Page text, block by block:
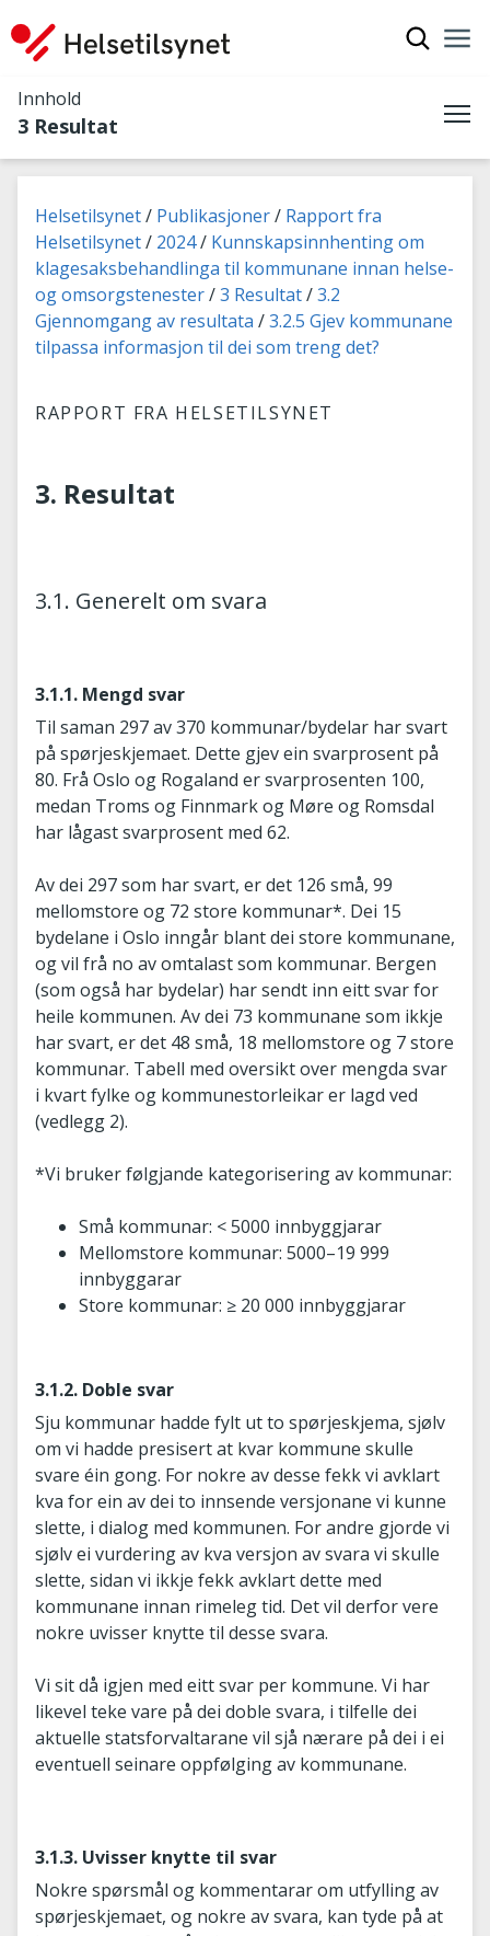
Innhold
3 Resultat
Du er her:
Helsetilsynet Publikasjoner
Rapport fra
Helsetilsynet
2024
Kunnskapsinnhenting om
klagesaksbehandlinga til kommunane innan helse-
og omsorgstenester
3 Resultat
3.2
Gjennomgang av resultata
3.2.5 Gjev kommunane
tilpassa informasjon til dei som treng det?
RAPPORT FRA HELSETILSYNET
3. Resultat
3.1. Generelt om svara
3.1.1. Mengd svar
Til saman 297 av 370 kommunar/bydelar har svart
på spørjeskjemaet. Dette gjev ein svarprosent på
80. Frå Oslo og Rogaland er svarprosenten 100,
medan Troms og Finnmark og Møre og Romsdal
har lågast svarprosent med 62.
Av dei 297 som har svart, er det 126 små, 99
mellomstore og 72 store kommunar*. Dei 15
bydelane i Oslo inngår blant dei store kommunane,
og vil frå no av omtalast som kommunar. Bergen
(som også har bydelar) har sendt inn eitt svar for
heile kommunen. Av dei 73 kommunane som ikkje
har svart, er det 48 små, 18 mellomstore og 7 store
kommunar. Tabell med oversikt over mengda svar
i kvart fylke og kommunestorleikar er lagd ved
(vedlegg 2).
*Vi bruker følgjande kategorisering av kommunar:
Små kommunar: < 5000 innbyggjarar
Mellomstore kommunar: 5000–19 999
innbyggarar
Store kommunar: ≥ 20 000 innbyggjarar
3.1.2. Doble svar
Sju kommunar hadde fylt ut to spørjeskjema, sjølv
om vi hadde presisert at kvar kommune skulle
svare éin gong. For nokre av desse fekk vi avklart
kva for ein av dei to innsende versjonane vi kunne
slette, i dialog med kommunen. For andre gjorde vi
sjølv ei vurdering av kva versjon av svara vi skulle
slette, sidan vi ikkje fekk avklart dette med
kommunane innan rimeleg tid. Det vil derfor vere
nokre uvisser knytte til desse svara.
Vi sit då igjen med eitt svar per kommune. Vi har
likevel teke vare på dei doble svara, i tilfelle dei
aktuelle statsforvaltarane vil sjå nærare på dei i ei
eventuell seinare oppfølging av kommunane.
3.1.3. Uvisser knytte til svar
Nokre spørsmål og kommentarar om utfylling av
spørjeskjemaet, og nokre av svara, kan tyde på at